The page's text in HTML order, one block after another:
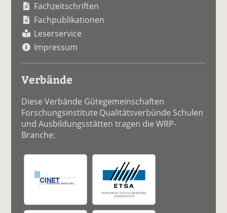
Fachzeitschriften
Fachpublikationen
Leserservice
Impressum
Verbände
Diese Verbände Gütegemeinschaften
Forschungsinstitute Qualitätsverbünde Schulen
und Ausbildungsstätten tragen die WRP-
Branche: